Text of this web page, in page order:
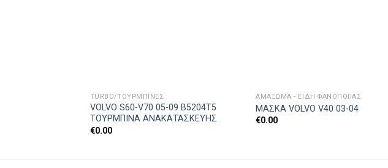
TURBO/ΤΟΥΡΜΠΊΝΕΣ
VOLVO S60-V70 05-09 B5204T5
ΤΟΥΡΜΠΙΝΑ ΑΝΑΚΑΤΑΣΚΕΥΗΣ
€0.00
ΑΜΆΞΩΜΑ - ΕΊΔΗ ΦΑΝΟΠΟΙΊΑΣ
ΜΑΣΚΑ VOLVO V40 03-04
€0.00